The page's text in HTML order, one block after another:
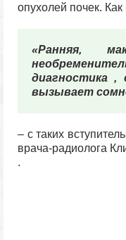
опухолей почек.
«Ранняя,
диагностика ,
вызывает
– с таких
врача-радиолога
.